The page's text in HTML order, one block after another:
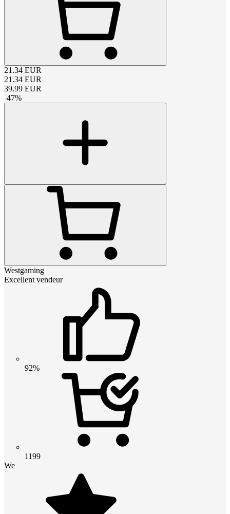
21.34 EUR
21.34 EUR
39.99 EUR
-47%
Westgaming
Excellent vendeur
92%
1199
We